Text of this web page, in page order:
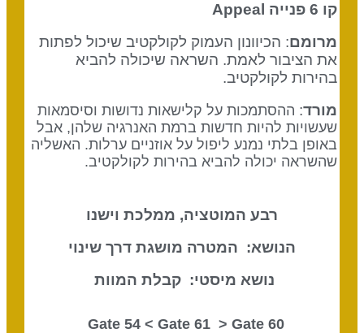
קו 6 פנייה Appeal
מרומם: הכיוונון העמוק לקולקטיב שיכול לפתות
את הציבור לאמת. השראה שיכולה להביא
בהירות לקולקטיב.
מורד:ההסתמכות על קלישאות נדושות וסיסמאות
שעשויות להיות חדשות ברמת האנרגיה שלהן, אבל
באופן בלתי נמנע ליפול על אוזניים ערלות. האשליה
שהשראה יכולה להביא בהירות לקולקטיב.
רבע המוטציה, ממלכת וישנו
הנושא: המטרה מושגת דרך שינוי
נושא מיסטי: קבלת המוות
60 Gate 54 <
Gate 61 > Gate